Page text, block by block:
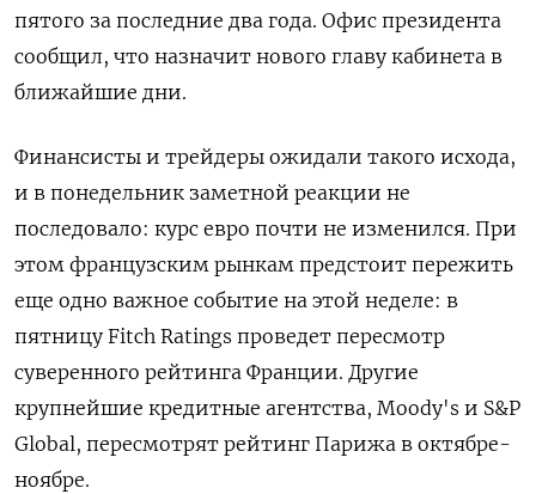
пятого за последние два года. Офис президента
сообщил, что назначит нового главу кабинета в
ближайшие дни.
Финансисты и трейдеры ожидали такого исхода,
и в понедельник заметной реакции не
последовало: курс евро почти не изменился. При
этом французским рынкам предстоит пережить
еще одно важное событие на этой неделе: в
пятницу Fitch Ratings проведет пересмотр
суверенного рейтинга Франции. Другие
крупнейшие кредитные агентства, Moody's и S&P
Global, пересмотрят рейтинг Парижа в октябре-
ноябре.